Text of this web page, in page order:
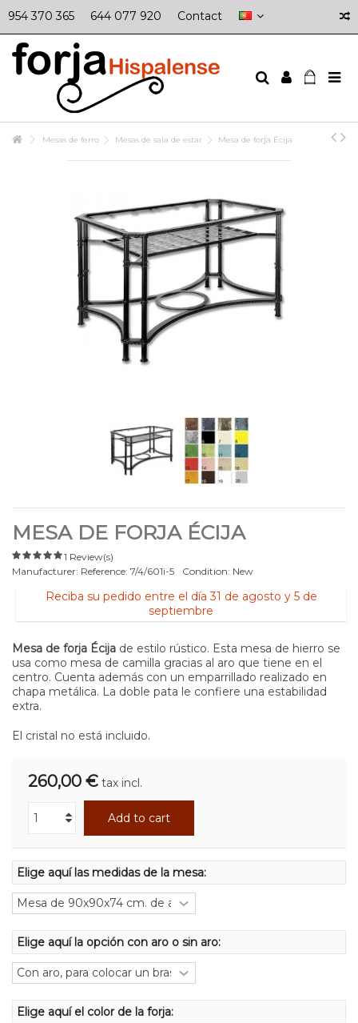
954 370 365 644 077 920 Contact
Mesas de ferro Mesas de sala de estar Mesa de forja Écija
MESA DE FORJA ÉCIJA
1 Review(s)
Manufacturer: Reference: 7/4/601i-5 Condition: New
Reciba su pedido entre el día 31 de agosto y 5 de
septiembre
Mesa de forja Écija de estilo rústico. Esta mesa de hierro se
usa como mesa de camilla gracias al aro que tiene en el
centro. Cuenta además con un emparrillado realizado en
chapa metálica. La doble pata le confiere una estabilidad
extra.
El cristal no está incluido.
260,00 € tax incl.
Add to cart
Elige aquí las medidas de la mesa:
Elige aquí el color de la forja:
Elige aquí la opción con aro o sin aro: